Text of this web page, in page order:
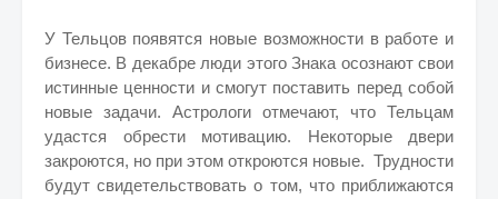
У Тельцов появятся новые возможности в работе и
бизнесе. В декабре люди этого Знака осознают свои
истинные ценности и смогут поставить перед собой
новые задачи. Астрологи отмечают, что Тельцам
удастся обрести мотивацию. Некоторые двери
закроются, но при этом откроются новые. Трудности
будут свидетельствовать о том, что приближаются